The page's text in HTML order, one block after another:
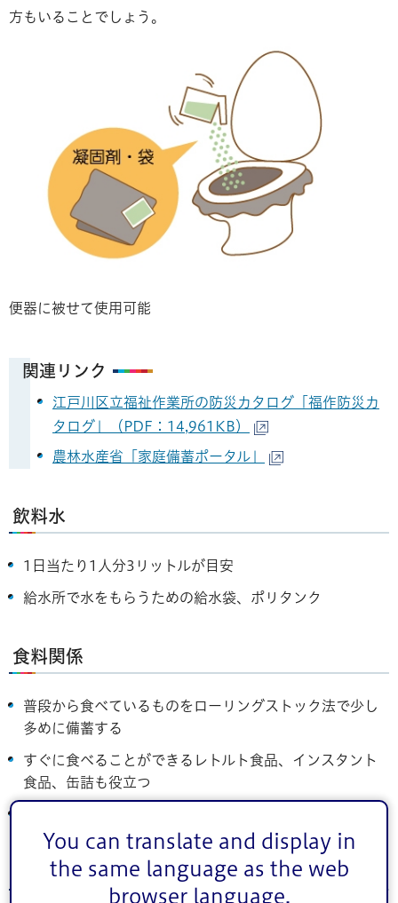
You can translate and display in
the same language as the web
browser language.
方もいることでしょう。
便器に被せて使用可能
関連リンク
江戸川区立福祉作業所の防災カタログ「福作防災カ
タログ」（PDF：14,961KB）
農林水産省「家庭備蓄ポータル」
飲料水
1日当たり1人分3リットルが目安
給水所で水をもらうための給水袋、ポリタンク
食料関係
普段から食べているものをローリングストック法で少し
多めに備蓄する
すぐに食べることができるレトルト食品、インスタント
食品、缶詰も役立つ
その他の生活用品など